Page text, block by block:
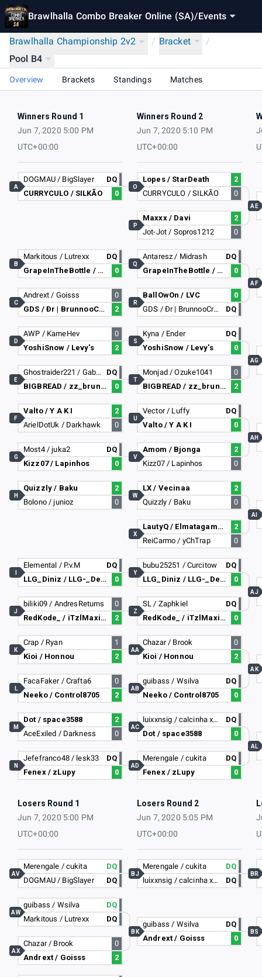
Brawlhalla Combo Breaker Online (SA)/Events
Brawlhalla Championship 2v2 / Bracket
/
Pool B4
Overview Brackets Standings Matches
Winners Round 1
Jun 7, 2020 5:00 PM
UTC+00:00
Winners Round 2
Jun 7, 2020 5:10 PM
UTC+00:00
DOGMAU / BigSlayer
DQ
CURRYCULO / SILKÃO
0
A
Markitous / Lutrexx
DQ
GrapeInTheBottle / Cactus en una esquina
0
B
Andrext / Goisss
0
GDS / Ðr | BrunnooCrdz
2
C
AWP / KameHev
0
YoshiSnow / Levy's
2
D
Ghostraider221 / Gabitox
DQ
BIGBREAD / zz_bruno_zz_1470
0
E
Valto / Y A K I
2
ArielDotUk / Darkhawk
0
F
Most4 / juka2
DQ
Kizz07 / Lapinhos
0
G
Quizzly / Baku
2
Bolono / junioz
0
H
Elemental / P.v.M
DQ
LLG_Diniz / LLG-_Desonred
0
biliki09 / AndresReturns
0
RedKode_ / iTzlMaxien
2
J
Crap / Ryan
1
Kioi / Honnou
2
K
FacaFaker / Crafta6
0
Neeko / Control8705
2
L
Dot / space3588
2
AceExiled / Darkness
0
M
Jefefranco48 / lesk33
DQ
Fenex / zLupy
0
N
Lopes / StarDeath
2
CURRYCULO / SILKÃO
0
O
Maxxx / Davi
2
Jot-Jot / Sopros1212
0
P
Antaresz / Midrash
DQ
GrapeInTheBottle / Cactus en una esquina
0
Q
BallOwOn / LVC
0
GDS / Ðr | BrunnooCrdz
DQ
R
Kyna / Ender
DQ
YoshiSnow / Levy's
0
S
Monjad / Ozuke1041
0
BIGBREAD / zz_bruno_zz_1470
2
T
Vector / Luffy
DQ
Valto / Y A K I
0
U
Amom / Bjonga
2
Kizz07 / Lapinhos
0
V
LX / Vecinaa
2
Quizzly / Baku
0
W
LautyQ / Elmatagamer201
2
ReiCarmo / yChTrap
0
X
bubu25251 / Curcitow
DQ
LLG_Diniz / LLG-_Desonred
0
Y
SL / Zaphkiel
DQ
RedKode_ / iTzlMaxien
0
Z
Chazar / Brook
0
Kioi / Honnou
2
AA
guibass / Wsilva
DQ
Neeko / Control8705
0
AB
luixxnsig / calcinha xerosa
DQ
Dot / space3588
0
AC
Merengale / cukita
DQ
Fenex / zLupy
0
AD
AE
AF
AG
AH
AI
AJ
AK
AL
Losers Round 1
Jun 7, 2020 5:00 PM
UTC+00:00
Losers Round 2
Jun 7, 2020 5:05 PM
UTC+00:00
Merengale / cukita
DQ
DOGMAU / BigSlayer
DQ
AV
guibass / Wsilva
DQ
Markitous / Lutrexx
DQ
AW
Chazar / Brook
0
Andrext / Goisss
2
AX
Merengale / cukita
DQ
luixxnsig / calcinha xerosa
DQ
BJ
guibass / Wsilva
DQ
Andrext / Goisss
0
BK
BR
BS